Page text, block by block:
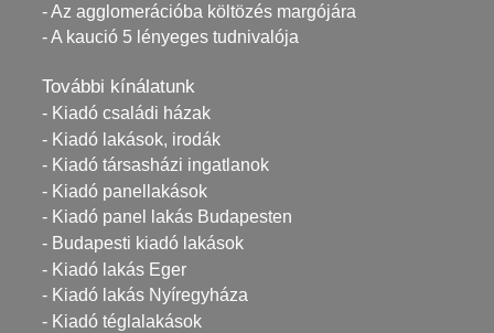
- Az agglomerációba költözés margójára
- A kaució 5 lényeges tudnivalója
További kínálatunk
- Kiadó családi házak
- Kiadó lakások, irodák
- Kiadó társasházi ingatlanok
- Kiadó panellakások
- Kiadó panel lakás Budapesten
- Budapesti kiadó lakások
- Kiadó lakás Eger
- Kiadó lakás Nyíregyháza
- Kiadó téglalakások